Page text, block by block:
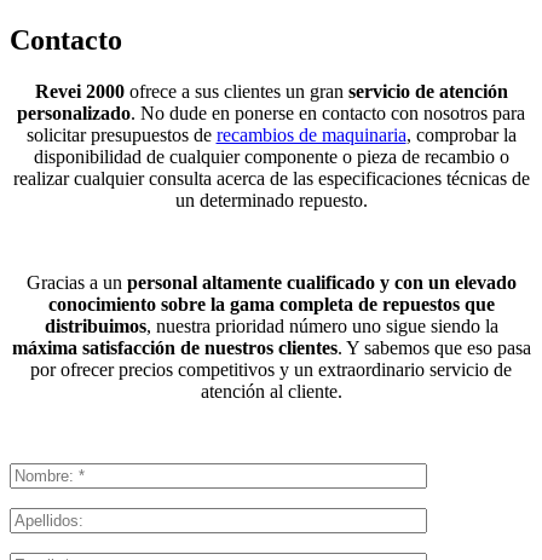
Contacto
Revei 2000ofrece a sus clientes un gran servicio de atención
personalizado. No dude en ponerse en contacto con nosotros para
solicitar presupuestos de recambios de maquinaria, comprobar la
disponibilidad de cualquier componente o pieza de recambio o
realizar cualquier consulta acerca de las especificaciones técnicas de
un determinado repuesto.
Gracias a un personal altamente cualificado y con un elevado
conocimiento sobre la gama completa de repuestos que
distribuimos, nuestra prioridad número uno sigue siendo la
máxima satisfacción de nuestros clientes. Y sabemos que eso pasa
por ofrecer precios competitivos y un extraordinario servicio de
atención al cliente.